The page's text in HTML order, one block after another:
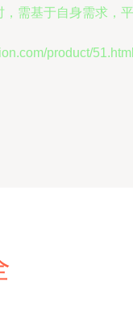
需基于自身需求，平
product/